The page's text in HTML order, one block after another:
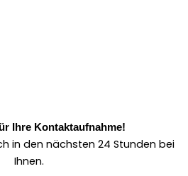
Ihre Kontaktaufnahme!
in den nächsten 24 Stunden bei
Ihnen.